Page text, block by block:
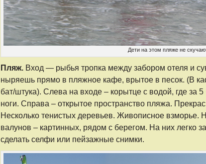
Дети на этом пляже не
Пляж. Вход — рыбья тропка между забором отеля и
ныряешь прямо в пляжное кафе, врытое в песок. (В
бат/штука). Слева на входе – корытце с водой, где за
ноги. Справа – открытое пространство пляжа.
Несколько тенистых деревьев. Живописное взморье.
валунов – картинных, рядом с берегом. На них легко
сделать селфи или пейзажные снимки.